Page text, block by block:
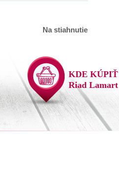
Na stiahnutie
KDE KÚPIŤ
Riad Lamart